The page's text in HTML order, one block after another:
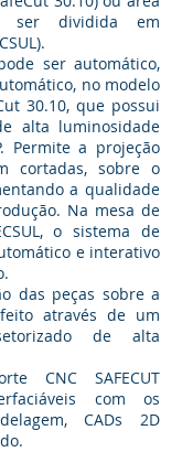
ser dividida em
ser automático,
no modelo
30.10, que possui
alta luminosidade
Permite a projeção
cortadas, sobre o
a qualidade
Na mesa de
o sistema de
e interativo
das peças sobre a
através de um
de alta
CNC SAFECUT
com os
CADs 2D